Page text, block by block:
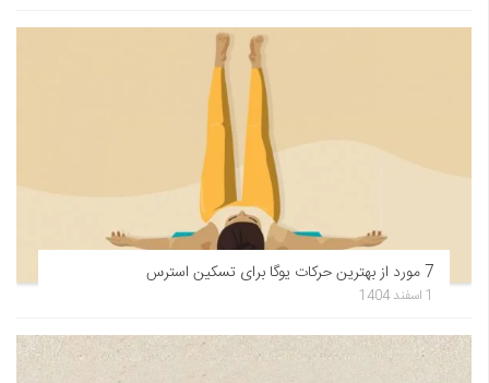
7 مورد از بهترین حرکات یوگا برای تسکین استرس
1 اسفند 1404